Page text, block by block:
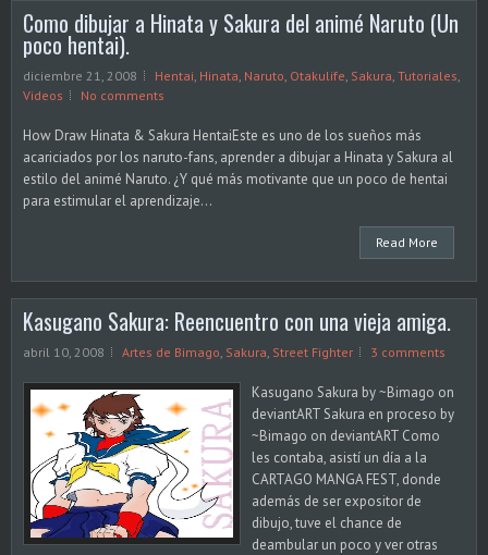
Como dibujar a Hinata y Sakura del animé Naruto (Un
poco hentai).
diciembre 21, 2008 Hentai Hinata Naruto Otakulife Sakura Tutoriales
Videos
No comments
How Draw Hinata & Sakura HentaiEste es uno de los sueños más
acariciados por los naruto-fans, aprender a dibujar a Hinata y Sakura al
estilo del animé Naruto. ¿Y qué más motivante que un poco de hentai
para estimular el aprendizaje...
Read More
Kasugano Sakura: Reencuentro con una vieja amiga.
abril 10, 2008 Artes de Bimago Sakura Street Fighter 3 comments
Kasugano Sakura by ~Bimago on
deviantART Sakura en proceso by
~Bimago on deviantART Como
les contaba, asistí un día a la
CARTAGO MANGA FEST, donde
además de ser expositor de
dibujo, tuve el chance de
deambular un poco y ver otras